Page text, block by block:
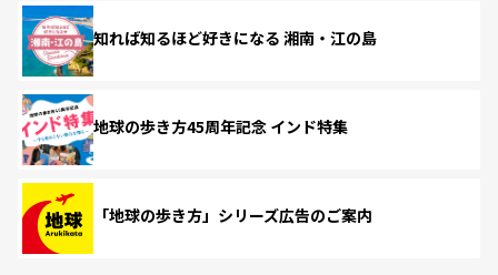
知れば知るほど好きになる 湘南・江の島
地球の歩き方45周年記念 インド特集
「地球の歩き方」シリーズ広告のご案内